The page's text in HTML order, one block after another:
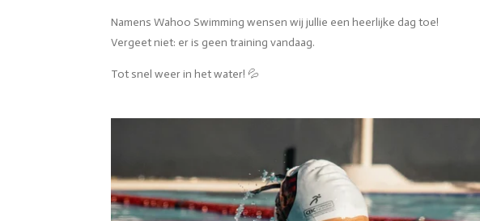
Namens Wahoo Swimming wensen wij jullie een heerlijke dag toe!
Vergeet niet: er is geen training vandaag.
Tot snel weer in het water! 💦